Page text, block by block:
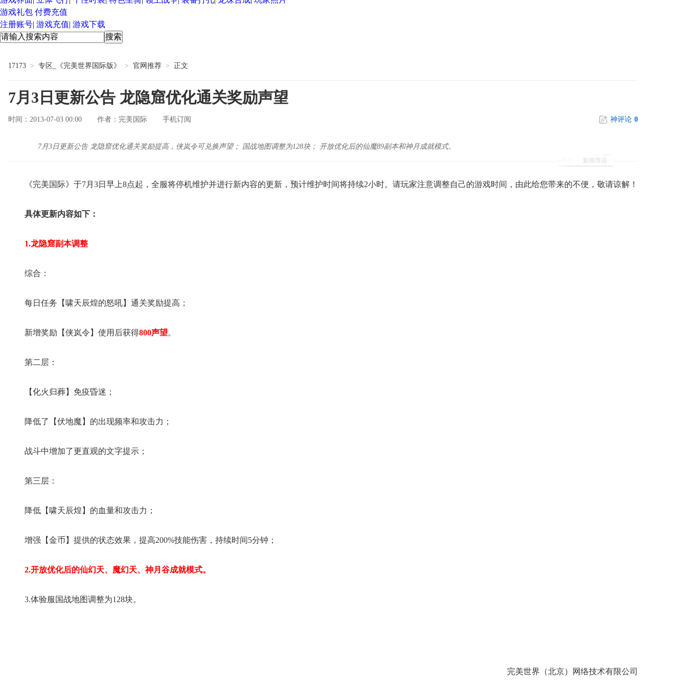
游戏礼包 付费充值
注册账号| 游戏充值| 游戏下载
17173 > 专区_《完美世界国际版》 > 官网推荐 > 正文
7月3日更新公告 龙隐窟优化通关奖励声望
时间：2013-07-03 00:00 作者： 完美国际 手机订阅 神评论 0
新闻导语
7月3日更新公告 龙隐窟优化通关奖励提高，侠岚令可兑换声望； 国战地图调整为128块； 开放优化后的仙魔89副本和神月成就模式。
《完美国际》于7月3日早上8点起，全服将停机维护并进行新内容的更新，预计维护时间将持续2小时。请玩家注意调整自己的游戏时间，由此给您带来的不便，敬请谅解！
具体更新内容如下：
1.龙隐窟副本调整
综合：
每日任务【啸天辰煌的怒吼】通关奖励提高；
新增奖励【侠岚令】使用后获得800声望。
第二层：
【化火归葬】免疫昏迷；
降低了【伏地魔】的出现频率和攻击力；
战斗中增加了更直观的文字提示；
第三层：
降低【啸天辰煌】的血量和攻击力；
增强【金币】提供的状态效果，提高200%技能伤害，持续时间5分钟；
2.开放优化后的仙幻天、魔幻天、神月谷成就模式。
3.体验服国战地图调整为128块。
完美世界（北京）网络技术有限公司